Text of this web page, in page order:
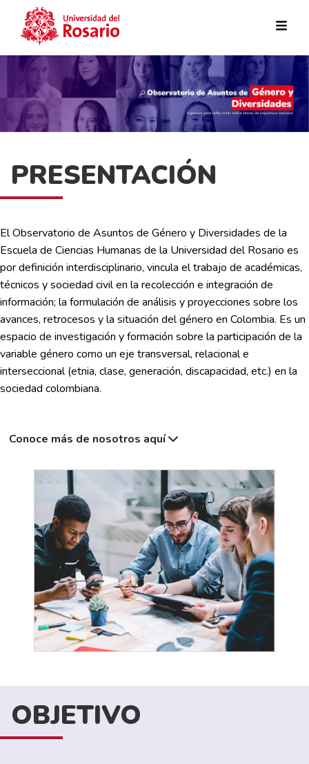
Pasar al contenido principal
PRESENTACIÓN
El Observatorio de Asuntos de Género y Diversidades de la
Escuela de Ciencias Humanas de la Universidad del Rosario es
por definición interdisciplinario, vincula el trabajo de académicas,
técnicos y sociedad civil en la recolección e integración de
información; la formulación de análisis y proyecciones sobre los
avances, retrocesos y la situación del género en Colombia. Es un
espacio de investigación y formación sobre la participación de la
variable género como un eje transversal, relacional e
interseccional (etnia, clase, generación, discapacidad, etc.) en la
sociedad colombiana.
Conoce más de nosotros aquí
OBJETIVO